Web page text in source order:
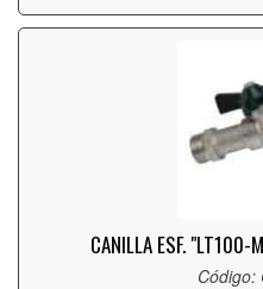
CANILLA ESF. "LT100-
Código: